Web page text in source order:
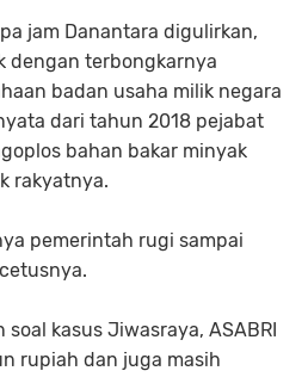
jam Danantara digulirkan,
dengan terbongkarnya
badan usaha milik negara
dari tahun 2018 pejabat
bahan bakar minyak
rakyatnya.
pemerintah rugi sampai
kasus Jiwasraya, ASABRI
rupiah dan juga masih